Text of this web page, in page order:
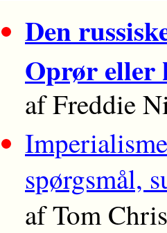
Den
Oprør eller
af Freddie
spørgsmål,
af Tom